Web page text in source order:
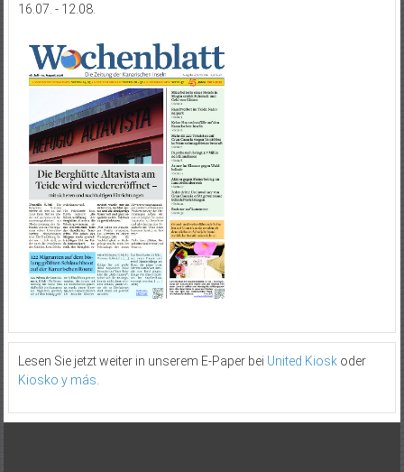
16.07. - 12.08.
Lesen Sie jetzt weiter in unserem E-Paper bei United Kioskoder
Kiosko y más